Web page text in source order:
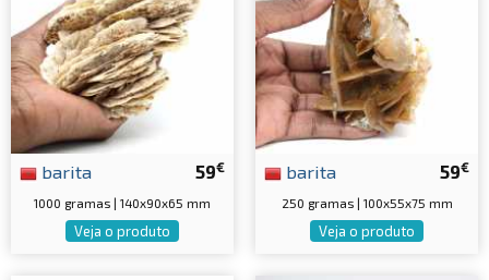
59€
barita
1000 gramas | 140x90x65 mm
Veja o produto
59€
barita
250 gramas | 100x55x75 mm
Veja o produto